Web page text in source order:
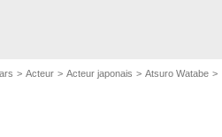
Acteur Acteur japonais Atsuro Watabe